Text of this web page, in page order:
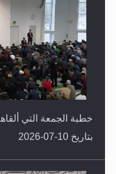
خطبة الجمعة التي
بتاريخ 10-07-2026